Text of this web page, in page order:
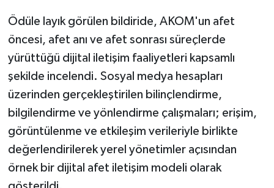
Ödüle layık görülen bildiride, AKOM'un afet
öncesi, afet anı ve afet sonrası süreçlerde
yürüttüğü dijital iletişim faaliyetleri kapsamlı
şekilde incelendi. Sosyal medya hesapları
üzerinden gerçekleştirilen bilinçlendirme,
bilgilendirme ve yönlendirme çalışmaları; erişim,
görüntülenme ve etkileşim verileriyle birlikte
değerlendirilerek yerel yönetimler açısından
örnek bir dijital afet iletişim modeli olarak